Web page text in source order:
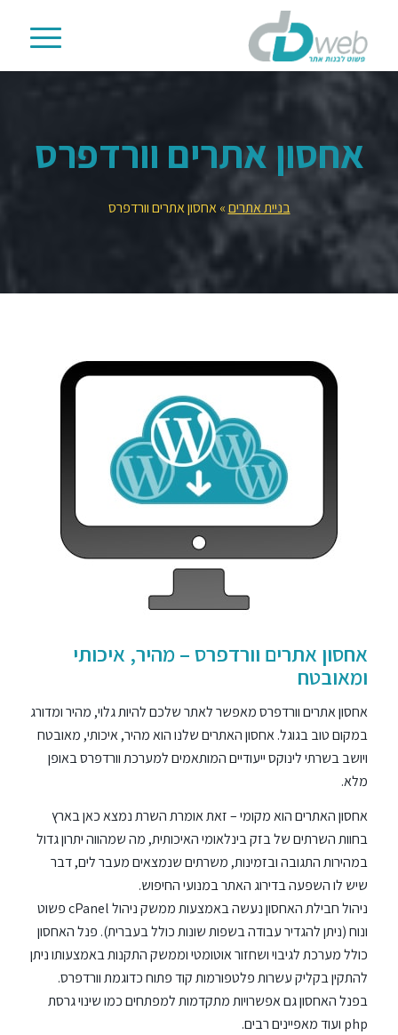
אחסון אתרים וורדפרס
בניית אתרים»אחסון אתרים וורדפרס
אחסון אתרים וורדפרס – מהיר, איכותי
ומאובטח
אחסון אתרים וורדפרס מאפשר לאתר שלכם להיות גלוי, מהיר ומדורג
במקום טוב בגוגל. אחסון האתרים שלנו הוא מהיר, איכותי, מאובטח
ויושב בשרתי לינוקס ייעודיים המותאמים למערכת וורדפרס באופן
מלא.
אחסון האתרים הוא מקומי – זאת אומרת השרת נמצא כאן בארץ
בחוות השרתים של בזק בינלאומי האיכותית, מה שמהווה יתרון גדול
במהירות התגובה ובזמינות, משרתים שנמצאים מעבר לים, דבר
שיש לו השפעה בדירוג האתר במנועי החיפוש.
ניהול חבילת האחסון נעשה באמצעות ממשק ניהול cPanel פשוט
ונוח (ניתן להגדיר עבודה בשפות שונות כולל בעברית). פנל האחסון
כולל מערכת לגיבוי ושחזור אוטומטי וממשק התקנות באמצעותו ניתן
להתקין בקליק עשרות פלטפורמות קוד פתוח כדוגמת וורדפרס.
בפנל האחסון גם אפשרויות מתקדמות למפתחים כמו שינוי גרסת
php ועוד מאפיינים רבים.